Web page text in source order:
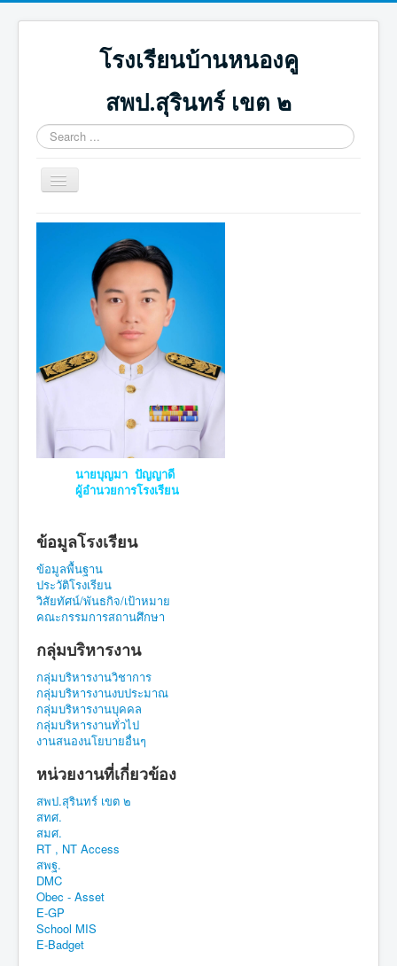
โรงเรียนบ้านหนองคู
สพป.สุรินทร์ เขต ๒
Search
...
Toggle
Navigation
หน้าแรก
ปฏิทินกิจกรรม
ภาพกิจกรรม
ดาวน์โหลด
ติดต่อเรา
นายบุญมา ปัญญาดี
ผู้อำนวยการโรงเรียน
ข้อมูลโรงเรียน
ข้อมูลพื้นฐาน
ประวัติโรงเรียน
วิสัยทัศน์/พันธกิจ/เป้าหมาย
คณะกรรมการสถานศึกษา
กลุ่มบริหารงาน
กลุ่มบริหารงานวิชาการ
กลุ่มบริหารงานงบประมาณ
กลุ่มบริหารงานบุคคล
กลุ่มบริหารงานทั่วไป
งานสนองนโยบายอื่นๆ
หน่วยงานที่เกี่ยวข้อง
สพป.สุรินทร์ เขต ๒
สทศ.
สมศ.
RT , NT Access
สพฐ.
DMC
Obec - Asset
E-GP
School MIS
E-Badget